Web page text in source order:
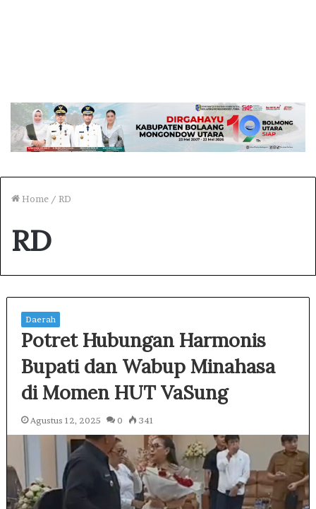
Home / RD
RD
Daerah
Potret Hubungan Harmonis
Bupati dan Wabup Minahasa
di Momen HUT VaSung
Agustus 12, 2025 0 341